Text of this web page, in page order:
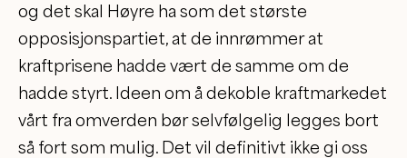
og det skal Høyre ha som det største
opposisjonspartiet, at de innrømmer at
kraftprisene hadde vært de samme om de
hadde styrt. Ideen om å dekoble kraftmarkedet
vårt fra omverden bør selvfølgelig legges bort
så fort som mulig. Det vil definitivt ikke gi oss